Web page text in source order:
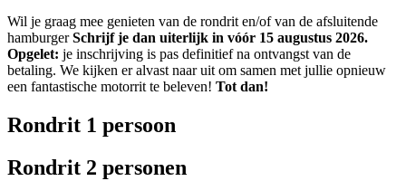
Wil je graag mee genieten van de rondrit en/of van de afsluitende
hamburgerSchrijf je dan uiterlijk in vóór 15 augustus 2026.
Opgelet: je inschrijving is pas definitief na ontvangst van de
betaling. We kijken er alvast naar uit om samen met jullie opnieuw
een fantastische motorrit te beleven! Tot dan!
Rondrit 1 persoon
Rondrit 2 personen